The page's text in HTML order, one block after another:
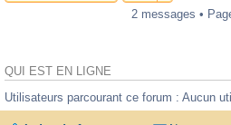
2 messages •
QUI EST EN LIGNE
Utilisateurs parcourant ce forum : Aucun